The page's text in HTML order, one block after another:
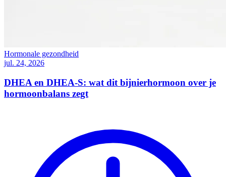
Hormonale gezondheid
jul. 24, 2026
DHEA en DHEA-S: wat dit bijnierhormoon over je
hormoonbalans zegt